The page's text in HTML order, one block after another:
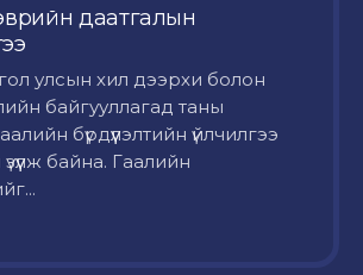
даатгалын
улсын хил дээрхи болон
байгууллагад таны
бүрдүүлэлтийн үйлчилгээ
байна. Гаалийн